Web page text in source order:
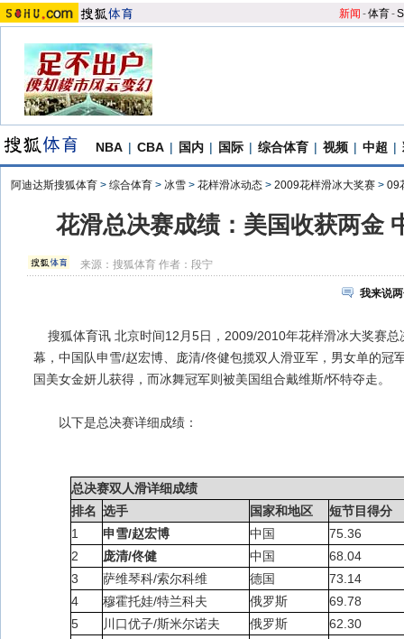
新闻 -体育-S
NBA | CBA | 国内 | 国际 | 综合体育 | 视频 | 中超 |
阿迪达斯搜狐体育 > 综合体育 > 冰雪 > 花样滑冰动态 > 2009花样滑冰大奖赛 > 09
花滑总决赛成绩：美国收获两金
来源：搜狐体育 作者：段宁
我来说
搜狐体育讯 北京时间12月5日，2009/2010年花样滑冰大奖赛总
幕，中国队申雪/赵宏博、庞清/佟健包揽双人滑亚军，男女单的冠
国美女金妍儿获得，而冰舞冠军则被美国组合戴维斯/怀特夺走。
以下是总决赛详细成绩：
总决赛双人滑详细成绩
排名 选手 国家和地区
短节目得分
1
申雪/赵宏博 中国
75.36
2
庞清/佟健 中国
68.04
3
萨维琴科/索尔科维 德国
73.14
4
穆霍托娃/特兰科夫 俄罗斯
69.78
5
川口优子/斯米尔诺夫 俄罗斯
62.30